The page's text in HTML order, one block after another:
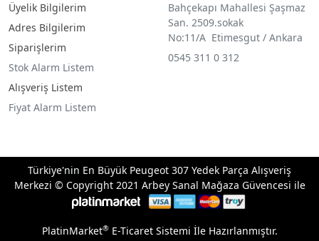
Üyelik Bilgilerim
Adres Bilgilerim
Siparişlerim
Stok Alarm Listem
Alışveriş Listem
Fiyat Alarm Listem
Bahçekapı Mahallesi Şaşmaz
San. 2509.sokak
No:11/A Etimesgut / Ankara
0545 311 0 312
Türkiye'nin En Büyük Peugeot 307 Yedek Parça Alışveriş
Merkezi © Copyright 2021 Arbey Sanal Mağaza Güvencesi ile
PlatinMarket®E-Ticaret Sistemi İle Hazırlanmıştır.